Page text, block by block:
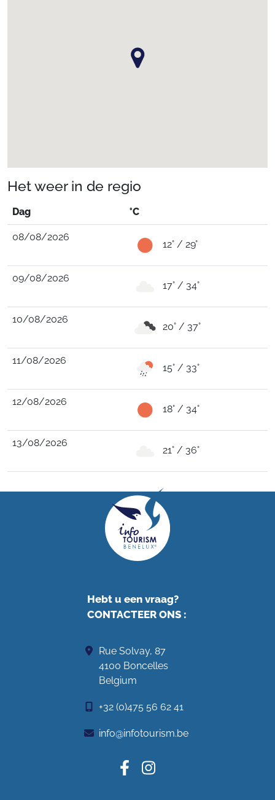
Het weer in de regio
Dag °C
08/08/2026
12° / 29°
09/08/2026
17° / 34°
10/08/2026
20° / 37°
11/08/2026
15° / 33°
12/08/2026
18° / 34°
13/08/2026
21° / 36°
Hebt u een vraag?
CONTACTEER ONS:
Rue Solvay, 87
4100 Boncelles
Belgium
+32 (0)475 56 62 41
info@infotourism.be